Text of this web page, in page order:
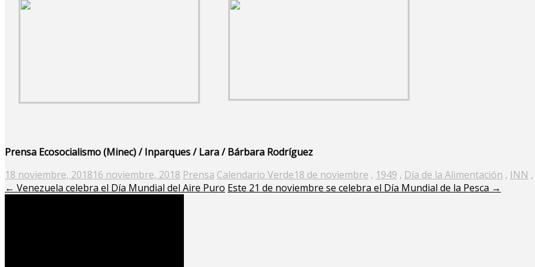
Prensa Ecosocialismo (Minec) / Inparques / Lara / Bárbara Rodríguez
Posted
on
18 noviembre, 201816 noviembre, 2018 Prensa Calendario Verde18 de noviembre , 1949 , Día de la Alimentación , INN ,
← Venezuela celebra el Día Mundial del Aire Puro Este 21 de noviembre se celebra el Día Mundial de la Pesca →